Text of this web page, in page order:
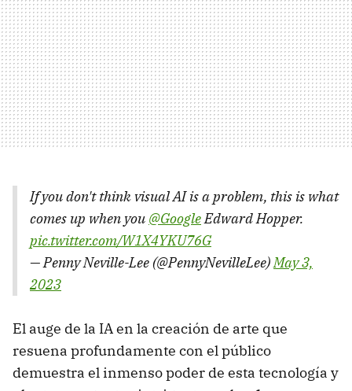
If you don't think visual AI is a problem, this is what
comes up when you @GoogleEdward Hopper.
pic.twitter.com/W1X4YKU76G
— Penny Neville-Lee (@PennyNevilleLee)May 3,
2023
El auge de la IA en la creación de arte que
resuena profundamente con el público
demuestra el inmenso poder de esta tecnología y